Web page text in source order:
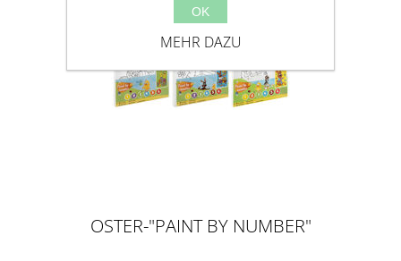
OSTER-"PAINT BY NUMBER"
OK
MEHR DAZU